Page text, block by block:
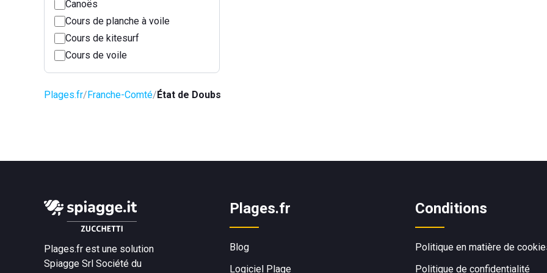
Canoës
Cours de planche à voile
Cours de kitesurf
Cours de voile
Plages.fr Franche-Comté État de Doubs
Plages.fr est une solution
Spiagge Srl Société du
Plages.fr
Blog
Logiciel Plage
Conditions
Politique en matière de
Politique de confidentialité